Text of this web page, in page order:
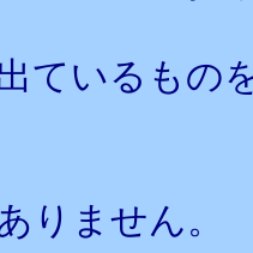
ているもの
りません。